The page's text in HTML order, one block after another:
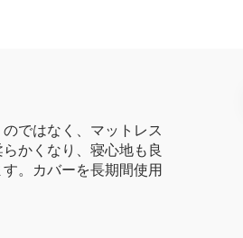
ではなく、マットレス
かくなり、寝心地も良
。カバーを長期間使用